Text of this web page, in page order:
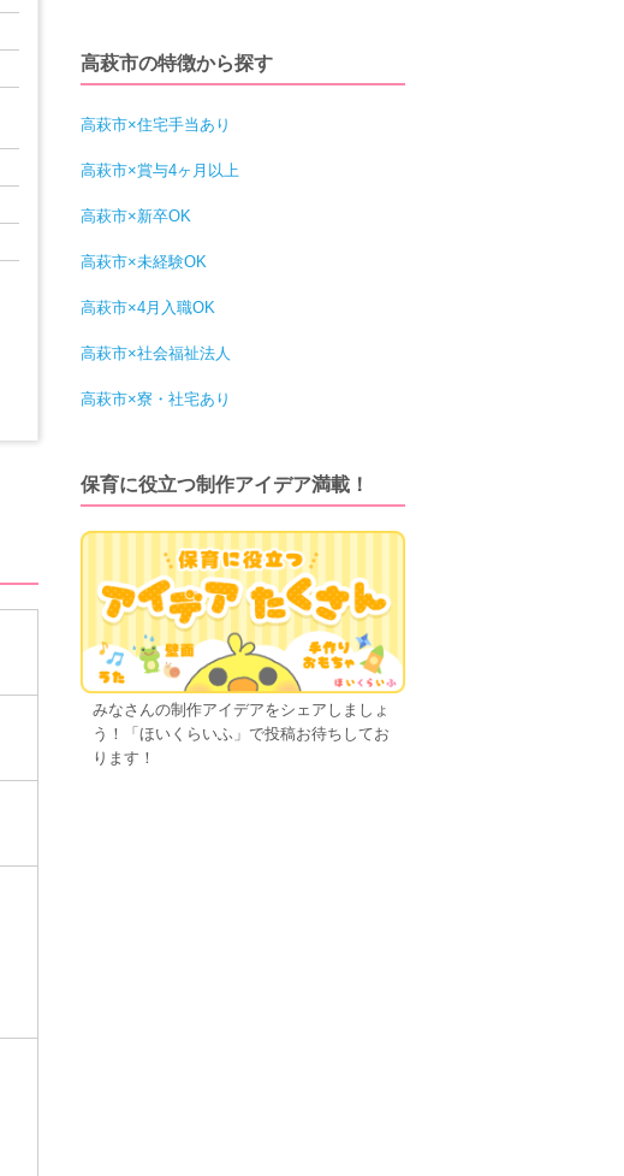
高萩市の特徴から探す
高萩市×住宅手当あり
高萩市×賞与4ヶ月以上
高萩市×新卒OK
高萩市×未経験OK
高萩市×4月入職OK
高萩市×社会福祉法人
高萩市×寮・社宅あり
保育に役立つ制作アイデア満載！
みなさんの制作アイデアをシェアしましょ
う！「ほいくらいふ」で投稿お待ちしてお
ります！